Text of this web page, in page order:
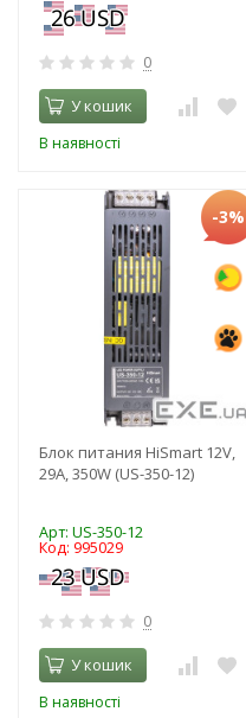
0
У кошик
В наявності
-3%
Блок питания HiSmart 12V,
29A, 350W (US-350-12)
Арт: US-350-12
Код: 995029
0
У кошик
В наявності